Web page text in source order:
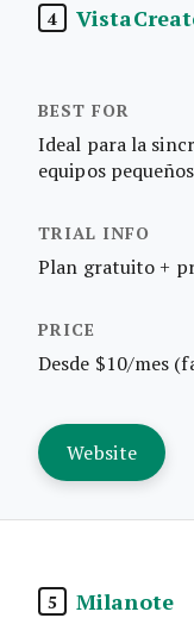
4
Ideal para la
equipos pequeños
Plan gratuito +
Desde $10/mes
Website
5 Milanote